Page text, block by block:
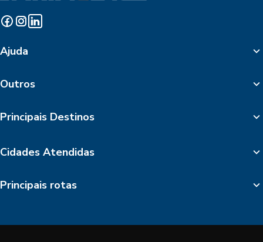
Ajuda
Outros
Principais Destinos
Cidades Atendidas
Principais rotas